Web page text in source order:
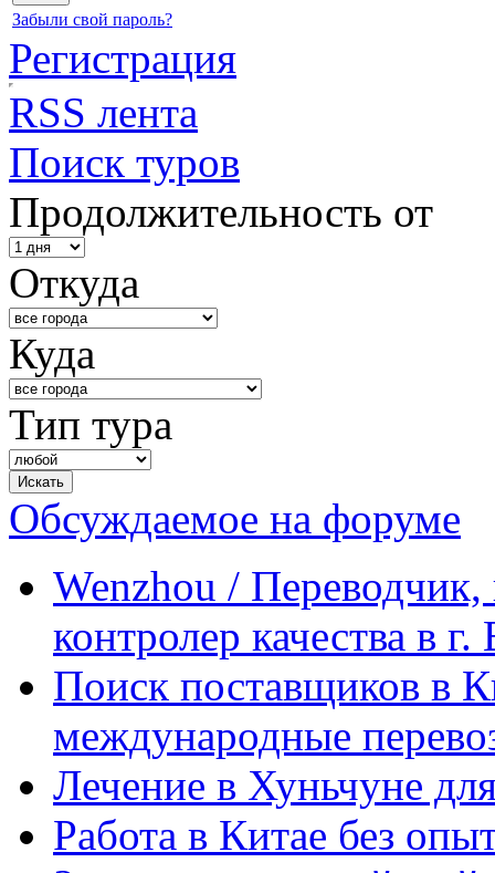
Забыли свой пароль?
Регистрация
RSS лента
Поиск туров
Продолжительность от
Откуда
Куда
Тип тура
Обсуждаемое на форуме
Wenzhou / Переводчик,
контролер качества в
Поиск поставщиков в
международные
Лечение в Хуньчуне
Работа в Китае без